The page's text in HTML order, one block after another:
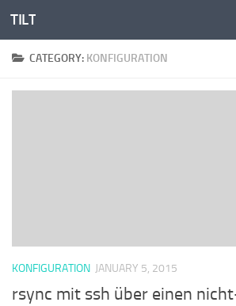
Skip to content
TILT
CATEGORY: KONFIGURATION
KONFIGURATION JANUARY 5, 2015
rsync mit ssh über einen